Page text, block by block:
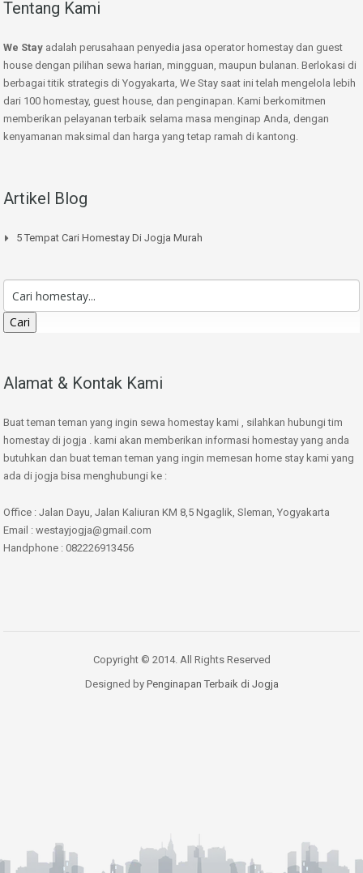
Tentang Kami
We Stay adalah perusahaan penyedia jasa operator homestay dan guest
house dengan pilihan sewa harian, mingguan, maupun bulanan. Berlokasi di
berbagai titik strategis di Yogyakarta, We Stay saat ini telah mengelola lebih
dari 100 homestay, guest house, dan penginapan. Kami berkomitmen
memberikan pelayanan terbaik selama masa menginap Anda, dengan
kenyamanan maksimal dan harga yang tetap ramah di kantong.
Artikel Blog
5 Tempat Cari Homestay Di Jogja Murah
Cari
Alamat & Kontak Kami
Buat teman teman yang ingin sewa homestay kami , silahkan hubungi tim
homestay di jogja . kami akan memberikan informasi homestay yang anda
butuhkan dan buat teman teman yang ingin memesan home stay kami yang
ada di jogja bisa menghubungi ke :
Office : Jalan Dayu, Jalan Kaliuran KM 8,5 Ngaglik, Sleman, Yogyakarta
Email : westayjogja@gmail.com
Handphone : 082226913456
Copyright © 2014. All Rights Reserved
Designed by Penginapan Terbaik di Jogja